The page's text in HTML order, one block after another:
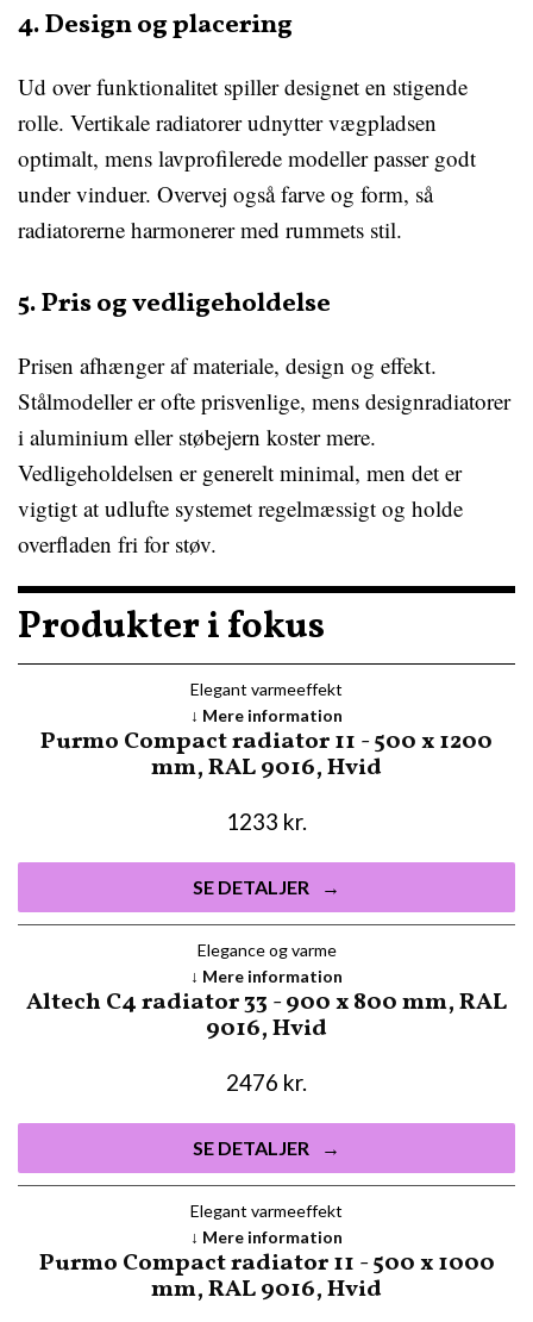
4. Design og placering
Ud over funktionalitet spiller designet en stigende
rolle. Vertikale radiatorer udnytter vægpladsen
optimalt, mens lavprofilerede modeller passer godt
under vinduer. Overvej også farve og form, så
radiatorerne harmonerer med rummets stil.
5. Pris og vedligeholdelse
Prisen afhænger af materiale, design og effekt.
Stålmodeller er ofte prisvenlige, mens designradiatorer
i aluminium eller støbejern koster mere.
Vedligeholdelsen er generelt minimal, men det er
vigtigt at udlufte systemet regelmæssigt og holde
overfladen fri for støv.
Produkter i fokus
Elegant varmeeffekt
Purmo Compact radiator 11 - 500 x 1200
mm, RAL 9016, Hvid
1233 kr.
SE DETALJER
Mere information
Elegance og varme
Altech C4 radiator 33 - 900 x 800 mm, RAL
9016, Hvid
2476 kr.
SE DETALJER
Mere information
Elegant varmeeffekt
Purmo Compact radiator 11 - 500 x 1000
mm, RAL 9016, Hvid
Mere information